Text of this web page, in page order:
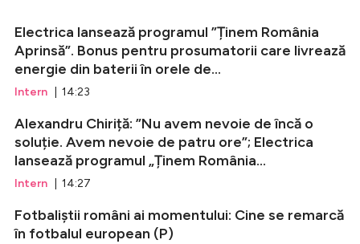
Electrica lansează programul ”Ținem România
Aprinsă”. Bonus pentru prosumatorii care livrează
energie din baterii în orele de...
Intern | 14:23
Alexandru Chiriță: ”Nu avem nevoie de încă o
soluție. Avem nevoie de patru ore”; Electrica
lansează programul „Ținem România...
Intern | 14:27
Fotbaliștii români ai momentului: Cine se remarcă
în fotbalul european (P)